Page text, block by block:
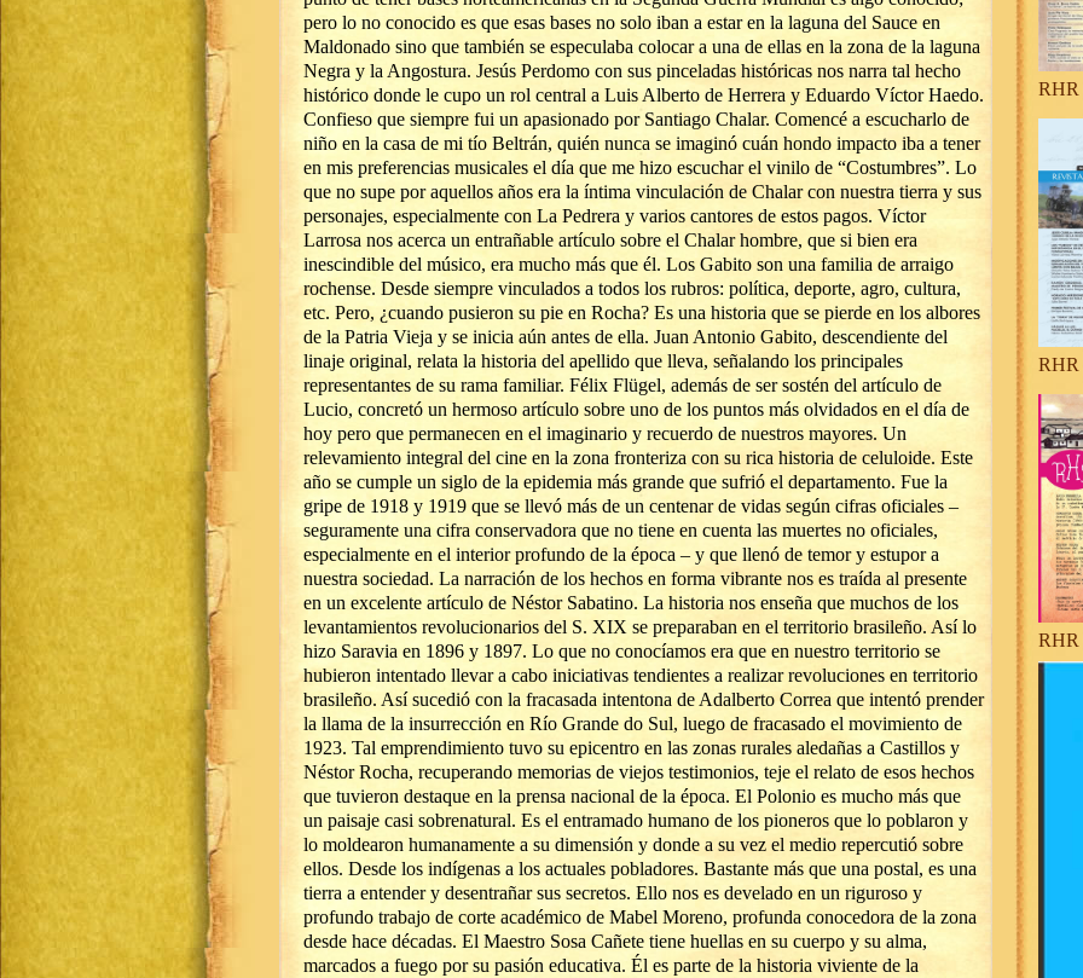
pero lo no conocido es que esas bases no solo iban a estar en la laguna del Sauce en
Maldonado sino que también se especulaba colocar a una de ellas en la zona de la laguna
Negra y la Angostura. Jesús Perdomo con sus pinceladas históricas nos narra tal hecho
histórico donde le cupo un rol central a Luis Alberto de Herrera y Eduardo Víctor Haedo.
Confieso que siempre fui un apasionado por Santiago Chalar. Comencé a escucharlo de
niño en la casa de mi tío Beltrán, quién nunca se imaginó cuán hondo impacto iba a tener
en mis preferencias musicales el día que me hizo escuchar el vinilo de “Costumbres”. Lo
que no supe por aquellos años era la íntima vinculación de Chalar con nuestra tierra y sus
personajes, especialmente con La Pedrera y varios cantores de estos pagos. Víctor
Larrosa nos acerca un entrañable artículo sobre el Chalar hombre, que si bien era
inescindible del músico, era mucho más que él. Los Gabito son una familia de arraigo
rochense. Desde siempre vinculados a todos los rubros: política, deporte, agro, cultura,
etc. Pero, ¿cuando pusieron su pie en Rocha? Es una historia que se pierde en los albores
de la Patria Vieja y se inicia aún antes de ella. Juan Antonio Gabito, descendiente del
linaje original, relata la historia del apellido que lleva, señalando los principales
representantes de su rama familiar. Félix Flügel, además de ser sostén del artículo de
Lucio, concretó un hermoso artículo sobre uno de los puntos más olvidados en el día de
hoy pero que permanecen en el imaginario y recuerdo de nuestros mayores. Un
relevamiento integral del cine en la zona fronteriza con su rica historia de celuloide. Este
año se cumple un siglo de la epidemia más grande que sufrió el departamento. Fue la
gripe de 1918 y 1919 que se llevó más de un centenar de vidas según cifras oficiales –
seguramente una cifra conservadora que no tiene en cuenta las muertes no oficiales,
especialmente en el interior profundo de la época – y que llenó de temor y estupor a
nuestra sociedad. La narración de los hechos en forma vibrante nos es traída al presente
en un excelente artículo de Néstor Sabatino. La historia nos enseña que muchos de los
levantamientos revolucionarios del S. XIX se preparaban en el territorio brasileño. Así lo
hizo Saravia en 1896 y 1897. Lo que no conocíamos era que en nuestro territorio se
hubieron intentado llevar a cabo iniciativas tendientes a realizar revoluciones en territorio
brasileño. Así sucedió con la fracasada intentona de Adalberto Correa que intentó prender
la llama de la insurrección en Río Grande do Sul, luego de fracasado el movimiento de
1923. Tal emprendimiento tuvo su epicentro en las zonas rurales aledañas a Castillos y
Néstor Rocha, recuperando memorias de viejos testimonios, teje el relato de esos hechos
que tuvieron destaque en la prensa nacional de la época. El Polonio es mucho más que
un paisaje casi sobrenatural. Es el entramado humano de los pioneros que lo poblaron y
lo moldearon humanamente a su dimensión y donde a su vez el medio repercutió sobre
ellos. Desde los indígenas a los actuales pobladores. Bastante más que una postal, es una
tierra a entender y desentrañar sus secretos. Ello nos es develado en un riguroso y
profundo trabajo de corte académico de Mabel Moreno, profunda conocedora de la zona
desde hace décadas. El Maestro Sosa Cañete tiene huellas en su cuerpo y su alma,
marcados a fuego por su pasión educativa. Él es parte de la historia viviente de la
RHR
RHR
RHR